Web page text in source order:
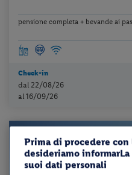
pensione completa + bevande ai
Check-in
dal 22/08/26
al 16/09/26
Prima di procedere con
desideriamo
suoi dati personali